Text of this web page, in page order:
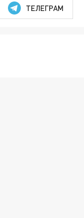
ТЕЛЕГРАМ